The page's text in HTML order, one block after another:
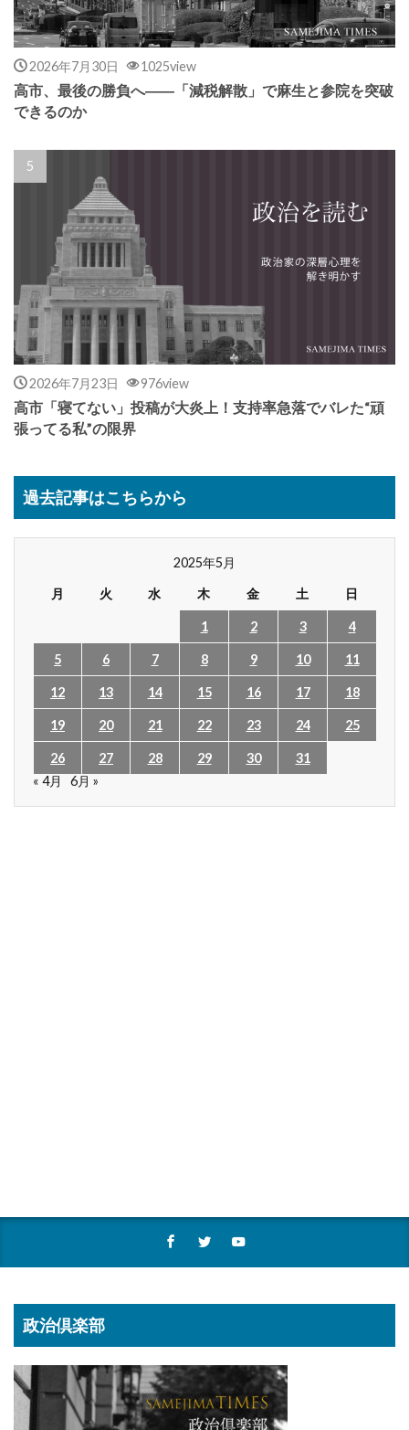
2026年7月30日 1025view
高市、最後の勝負へ――「減税解散」で麻生と参院を突破
できるのか
2026年7月23日 976view
高市「寝てない」投稿が大炎上！支持率急落でバレた“頑
張ってる私”の限界
過去記事はこちらから
2025年5月
月
火 水 木 金 土 日
1 2 3 4
5 6 7 8 9 10 11
12 13 14 15 16 17 18
19 20 21 22 23 24 25
26 27 28 29 30
31
« 4月
6月 »
政治倶楽部